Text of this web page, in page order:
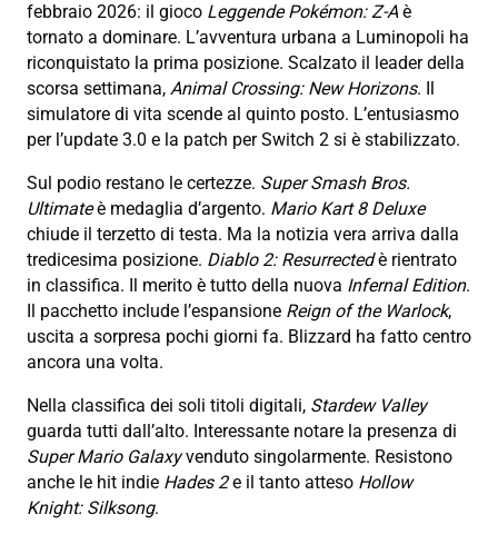
febbraio 2026: il gioco Leggende Pokémon: Z-Aè
tornato a dominare. L’avventura urbana a Luminopoli ha
riconquistato la prima posizione. Scalzato il leader della
scorsa settimana, Animal Crossing: New Horizons. Il
simulatore di vita scende al quinto posto. L’entusiasmo
per l’update 3.0 e la patch per Switch 2 si è stabilizzato.
Sul podio restano le certezze. Super Smash Bros.
Ultimateè medaglia d’argento. Mario Kart 8 Deluxe
chiude il terzetto di testa. Ma la notizia vera arriva dalla
tredicesima posizione. Diablo 2: Resurrectedè rientrato
in classifica. Il merito è tutto della nuova Infernal Edition.
Il pacchetto include l’espansione Reign of the Warlock,
uscita a sorpresa pochi giorni fa. Blizzard ha fatto centro
ancora una volta.
Nella classifica dei soli titoli digitali, Stardew Valley
guarda tutti dall’alto. Interessante notare la presenza di
Super Mario Galaxyvenduto singolarmente. Resistono
anche le hit indie Hades 2e il tanto atteso Hollow
Knight: Silksong.